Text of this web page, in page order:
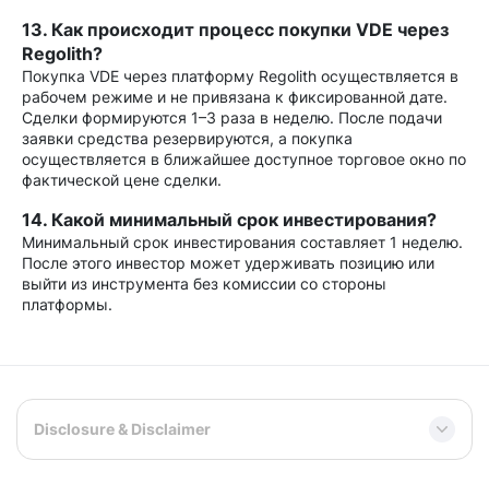
13. Как происходит процесс покупки VDE через
Regolith?
Покупка VDE через платформу Regolith осуществляется в
рабочем режиме и не привязана к фиксированной дате.
Сделки формируются 1–3 раза в неделю. После подачи
заявки средства резервируются, а покупка
осуществляется в ближайшее доступное торговое окно по
фактической цене сделки.
14. Какой минимальный срок инвестирования?
Минимальный срок инвестирования составляет 1 неделю.
После этого инвестор может удерживать позицию или
выйти из инструмента без комиссии со стороны
платформы.
Disclosure & Disclaimer